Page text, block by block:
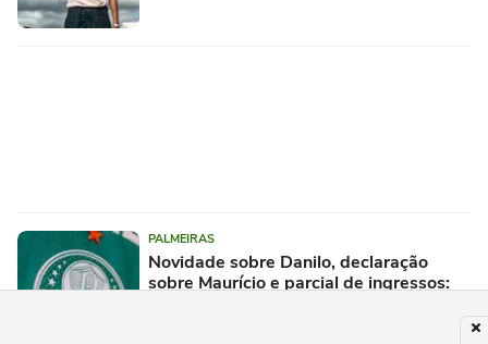
PALMEIRAS
Novidade sobre Danilo, declaração
sobre Maurício e parcial de ingressos: